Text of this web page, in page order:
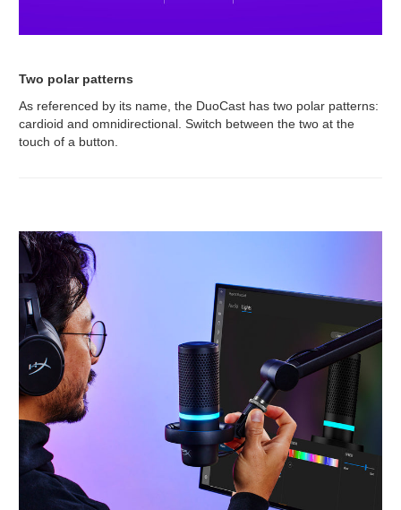
Two polar patterns
As referenced by its name, the DuoCast has two polar patterns:
cardioid and omnidirectional. Switch between the two at the
touch of a button.